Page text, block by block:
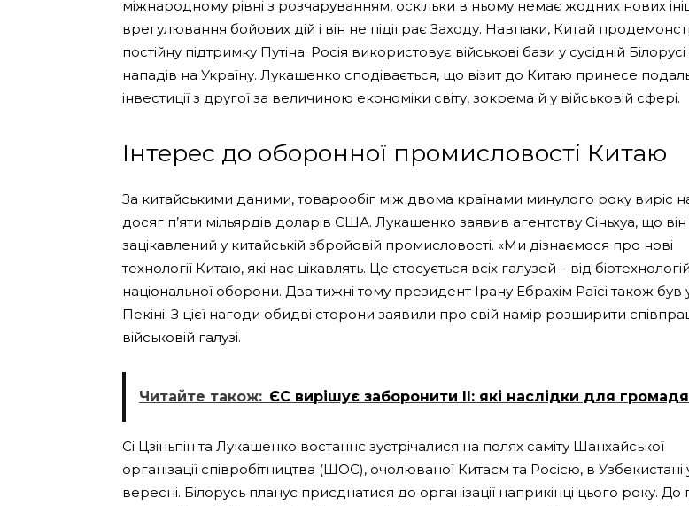
міжнародному рівні з розчаруванням, оскільки в ньому немає жодних нових
врегулювання бойових дій і він не підіграє Заходу. Навпаки, Китай
постійну підтримку Путіна. Росія використовує військові бази у сусідній
нападів на Україну. Лукашенко сподівається, що візит до Китаю принесе
інвестиції з другої за величиною економіки світу, зокрема й у військовій сфері.
Інтерес до оборонної промисловості Китаю
За китайськими даними, товарообіг між двома країнами минулого року виріс на
досяг п’яти мільярдів доларів США. Лукашенко заявив агентству Сіньхуа, що
зацікавлений у китайській збройовій промисловості. «Ми дізнаємося про нові
технології Китаю, які нас цікавлять. Це стосується всіх галузей – від
національної оборони. Два тижні тому президент Ірану Ебрахім Раїсі також був
Пекіні. З цієї нагоди обидві сторони заявили про свій намір розширити
військовій галузі.
Читайте також: ЄС вирішує заборонити ІІ: які наслідки для
Сі Цзіньпін та Лукашенко востаннє зустрічалися на полях саміту Шанхайської
організації співробітництва (ШОС), очолюваної Китаєм та Росією, в Узбекистані
вересні. Білорусь планує приєднатися до організації наприкінці цього року. До